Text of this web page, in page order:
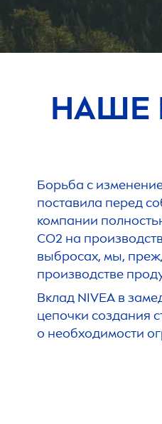
НАШЕ
Борьба с
поставила перед
компании
CO2 на
выбросах, мы,
производстве
Вклад NIVEA в
цепочки создания
о необходимости